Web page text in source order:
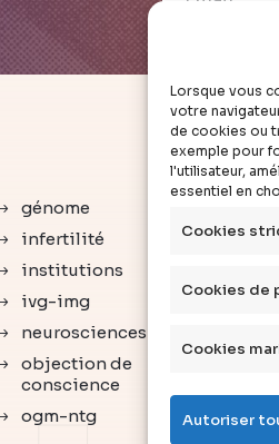
Lorsque vous
votre
de cookies ou
exemple pour
l'utilisateur,
essentiel en
Cookies
Cookies de
Cookies
Autoriser
génome
infertilité
institutions
ivg-img
neurosciences
objection de
conscience
ogm-ntg